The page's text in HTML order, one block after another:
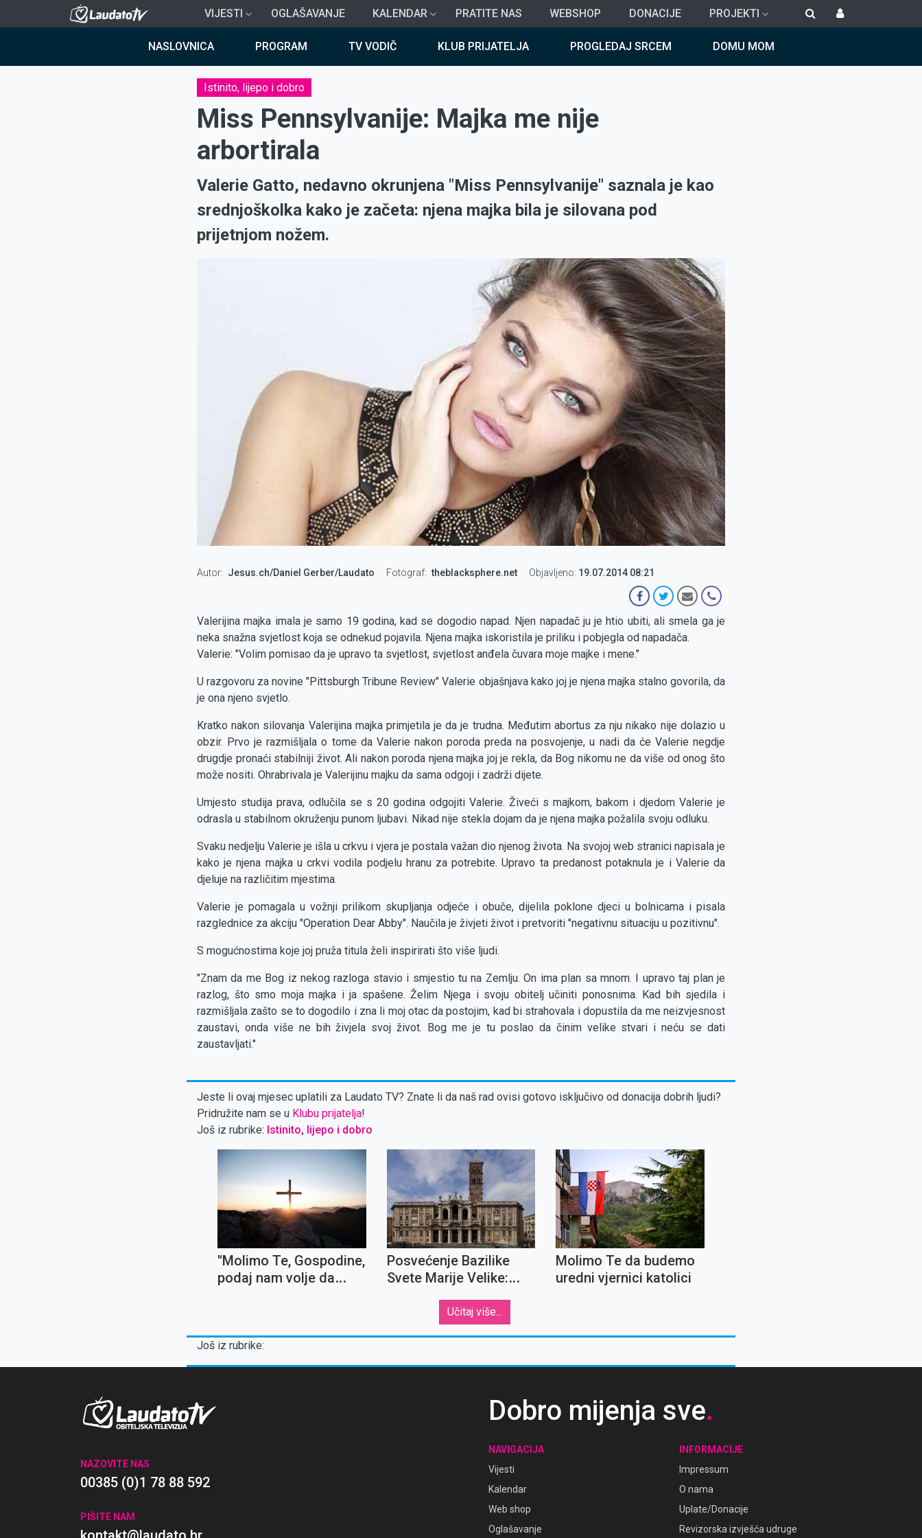
na
VIJESTI OGLAŠAVANJE KALENDAR PRATITE NAS WEBSHOP DONACIJE PROJEKTI
NASLOVNICA PROGRAM TV VODIČ KLUB PRIJATELJA PROGLEDAJ SRCEM DOMU MOM
Istinito, lijepo i dobro
Miss Pennsylvanije: Majka me nije
arbortirala
Valerie Gatto, nedavno okrunjena "Miss Pennsylvanije" saznala je kao
srednjoškolka kako je začeta: njena majka bila je silovana pod
prijetnjom nožem.
Autor Jesus.ch/Daniel Gerber/Laudato Fotograf theblacksphere.net Objavljeno: 19.07.2014 08:21
Valerijina majka imala je samo 19 godina, kad se dogodio napad. Njen napadač ju je htio ubiti, ali smela ga je
neka snažna svjetlost koja se odnekud pojavila. Njena majka iskoristila je priliku i pobjegla od napadača.
Valerie: "Volim pomisao da je upravo ta svjetlost, svjetlost anđela čuvara moje majke i mene."
U razgovoru za novine "Pittsburgh Tribune Review" Valerie objašnjava kako joj je njena majka stalno govorila, da
je ona njeno svjetlo.
Kratko nakon silovanja Valerijina majka primjetila je da je trudna. Međutim abortus za nju nikako nije dolazio u
obzir. Prvo je razmišljala o tome da Valerie nakon poroda preda na posvojenje, u nadi da će Valerie negdje
drugdje pronaći stabilniji život. Ali nakon poroda njena majka joj je rekla, da Bog nikomu ne da više od onog što
može nositi. Ohrabrivala je Valerijinu majku da sama odgoji i zadrži dijete.
Umjesto studija prava, odlučila se s 20 godina odgojiti Valerie. Živeći s majkom, bakom i djedom Valerie je
odrasla u stabilnom okruženju punom ljubavi. Nikad nije stekla dojam da je njena majka požalila svoju odluku.
Svaku nedjelju Valerie je išla u crkvu i vjera je postala važan dio njenog života. Na svojoj web stranici napisala je
kako je njena majka u crkvi vodila podjelu hranu za potrebite. Upravo ta predanost potaknula je i Valerie da
djeluje na različitim mjestima.
Valerie je pomagala u vožnji prilikom skupljanja odjeće i obuče, dijelila poklone djeci u bolnicama i pisala
razglednice za akciju "Operation Dear Abby". Naučila je živjeti život i pretvoriti "negativnu situaciju u pozitivnu".
S mogućnostima koje joj pruža titula želi inspirirati što više ljudi.
"Znam da me Bog iz nekog razloga stavio i smjestio tu na Zemlju. On ima plan sa mnom. I upravo taj plan je
razlog, što smo moja majka i ja spašene. Želim Njega i svoju obitelj učiniti ponosnima. Kad bih sjedila i
razmišljala zašto se to dogodilo i zna li moj otac da postojim, kad bi strahovala i dopustila da me neizvjesnost
zaustavi, onda više ne bih živjela svoj život. Bog me je tu poslao da činim velike stvari i neću se dati
zaustavljati."
Jeste li ovaj mjesec uplatili za Laudato TV? Znate li da naš rad ovisi gotovo isključivo od donacija dobrih ljudi?
Pridružite nam se u Klubu prijatelja!
Još iz rubrike: Istinito, lijepo i dobro
''Molimo Te, Gospodine,
podaj nam volje da
Posvećenje Bazilike
Svete Marije Velike:
jednoj od najvažnijih
marijanskih crkava
Molimo Te da budemo
uredni vjernici katolici
Učitaj više...
Još iz rubrike:
NAZOVITE NAS
00385 (0)1 78 88 592
PIŠITE NAM
Dobro mijenja sve.
NAVIGACIJA
Vijesti
Kalendar
Web shop
Oglašavanje
INFORMACIJE
Impressum
O nama
Uplate/Donacije
Revizorska izvješća udruge